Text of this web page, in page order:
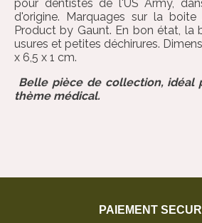
pour dentistes de l'US Army,
d'origine. Marquages sur la
Product by Gaunt. En bon état, la
usures et petites déchirures.
x 6,5 x 1 cm.
Belle pièce de collection, idéal
thème médical.
PAIEMENT